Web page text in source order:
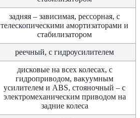
задняя – зависимая, рессорная, с
телескопическими амортизаторами и
стабилизатором
реечный, с гидроусилителем
дисковые на всех колесах, с
гидроприводом, вакуумным
усилителем и ABS, стояночный – с
электромеханическим приводом на
задние колеса